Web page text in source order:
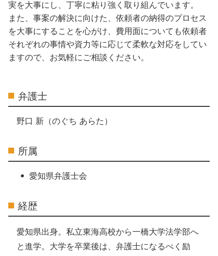
実を大事にし、丁寧に粘り強く取り組んでいます。
また、事案の解決に向けた、依頼者の納得のプロセス
を大事にすることを心がけ、費用面についても依頼者
それぞれの事情や資力等に応じて柔軟な対応をしてい
ますので、お気軽にご相談ください。
弁護士
野口 新（のぐち あらた）
所属
愛知県弁護士会
経歴
愛知県出身。私立東海高校から一橋大学法学部へ
と進学。大学を卒業後は、弁護士になるべく励